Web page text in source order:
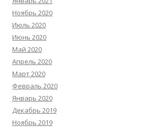
Ноябрь 2020
Июль 2020
Июнь 2020
Май 2020
Апрель 2020
Март 2020
Февраль 2020
Январь 2020
Декабрь 2019
Ноябрь 2019